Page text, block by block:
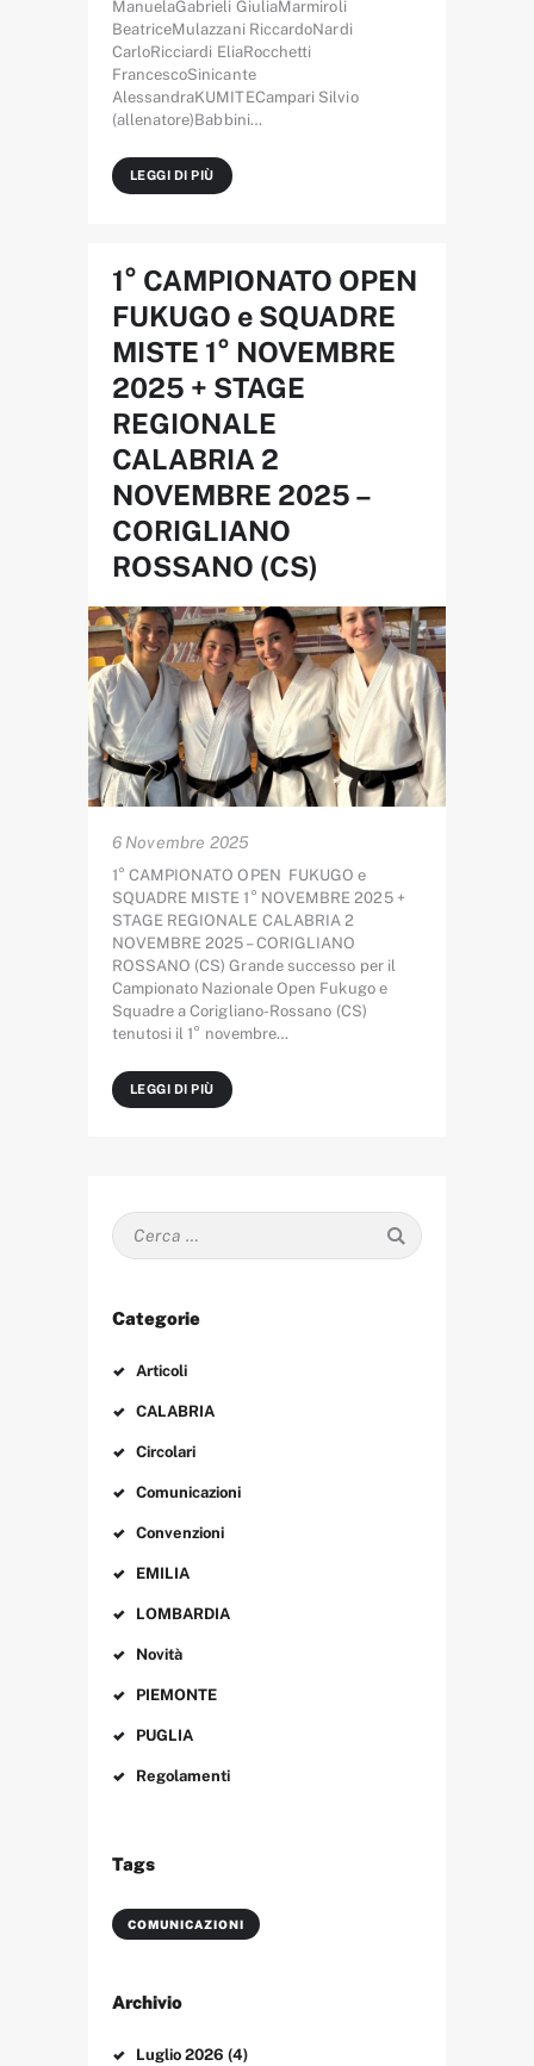
ManuelaGabrieli GiuliaMarmiroli
BeatriceMulazzani RiccardoNardi
CarloRicciardi EliaRocchetti
FrancescoSinicante
AlessandraKUMITECampari Silvio
(allenatore)Babbini…
LEGGI DI PIÙ
1° CAMPIONATO OPEN
FUKUGO e SQUADRE
MISTE 1° NOVEMBRE
2025 + STAGE
REGIONALE
CALABRIA 2
NOVEMBRE 2025 –
CORIGLIANO
ROSSANO (CS)
6 Novembre 2025
1° CAMPIONATO OPEN FUKUGO e
SQUADRE MISTE 1° NOVEMBRE 2025 +
STAGE REGIONALE CALABRIA 2
NOVEMBRE 2025 – CORIGLIANO
ROSSANO (CS) Grande successo per il
Campionato Nazionale Open Fukugo e
Squadre a Corigliano-Rossano (CS)
tenutosi il 1° novembre…
LEGGI DI PIÙ
Ricerca
per:
Categorie
Articoli
CALABRIA
Circolari
Comunicazioni
Convenzioni
EMILIA
LOMBARDIA
Novità
PIEMONTE
PUGLIA
Regolamenti
Tags
COMUNICAZIONI
Archivio
Luglio 2026 (4)